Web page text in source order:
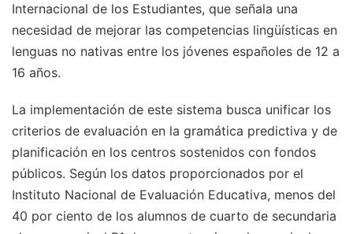
Internacional de los Estudiantes, que señala una
necesidad de mejorar las competencias lingüísticas en
lenguas no nativas entre los jóvenes españoles de 12 a
16 años.
La implementación de este sistema busca unificar los
criterios de evaluación en la gramática predictiva y de
planificación en los centros sostenidos con fondos
públicos. Según los datos proporcionados por el
Instituto Nacional de Evaluación Educativa, menos del
40 por ciento de los alumnos de cuarto de secundaria